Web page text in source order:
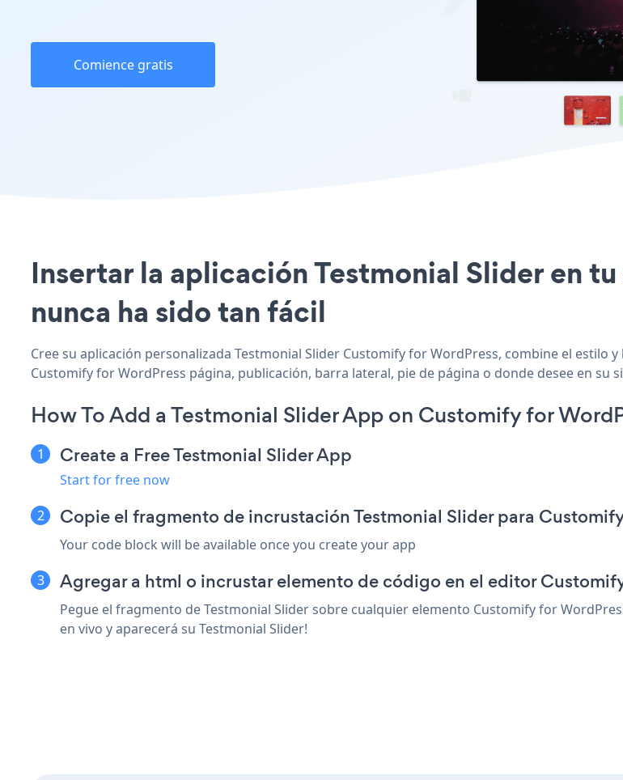
Comience gratis
Insertar la aplicación Testmonial Slider en
nunca ha sido tan fácil
Cree su aplicación personalizada Testmonial Slider Customify for WordPress, combine el estilo
Customify for WordPress página, publicación, barra lateral, pie de página o donde desee en su
How To Add a Testmonial Slider App on Customify for
Create a Free Testmonial Slider App
Start for free now
Copie el fragmento de incrustación Testmonial Slider para
Your code block will be available once you create your app
Agregar a html o incrustar elemento de código en el editor
Pegue el fragmento de Testmonial Slider sobre cualquier elemento Customify for
en vivo y aparecerá su Testmonial Slider!